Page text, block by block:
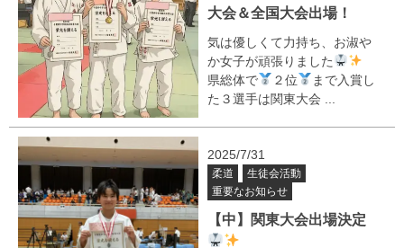
大会＆全国大会出場！
気は優しくて力持ち、お淑や
か女子が頑張りました
県総体で
２位
まで入賞し
た３選手は関東大会 ...
2025/7/31
柔道
生徒会活動
重要なお知らせ
【中】関東大会出場決定